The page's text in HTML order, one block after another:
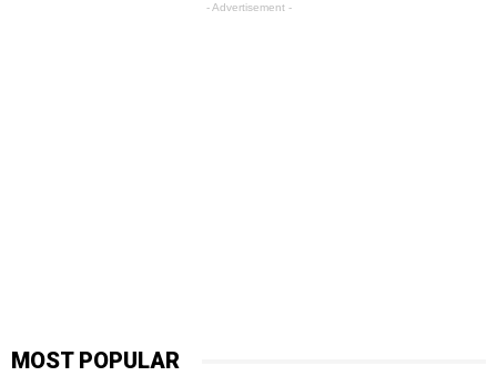
- Advertisement -
MOST POPULAR